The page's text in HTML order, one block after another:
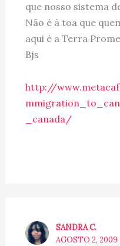
que nosso sistema
Não é à toa que
aqui é a Terra
Bjs
http://
_canada/
SANDRA C.
AGOSTO 2,